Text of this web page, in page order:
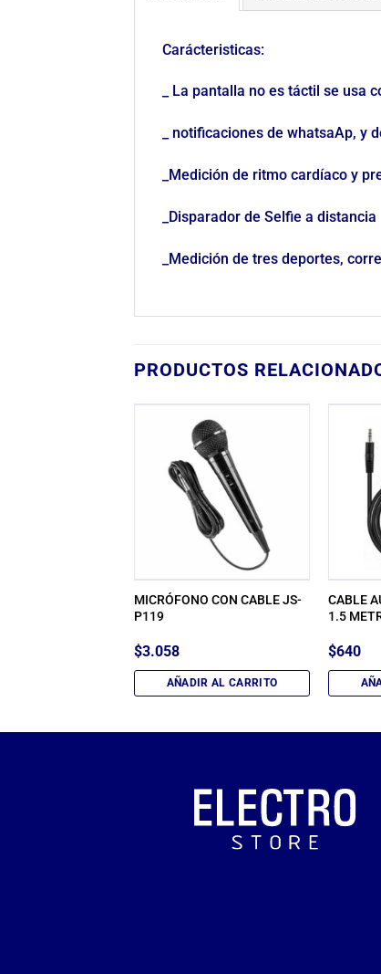
Carácteristicas:
_ La pantalla no es táctil se usa
_ notificaciones de whatsaAp, y
_Medición de ritmo cardíaco y
_Disparador de Selfie a distancia
_Medición de tres deportes,
PRODUCTOS
MICRÓFONO CON CABLE JS-
P119
$3.058
AÑADIR AL CARRITO
CABLE
1.5
$640